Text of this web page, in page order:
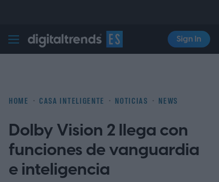
Digital Trends Español
Sign In
HOME CASA INTELIGENTE NOTICIAS NEWS
Dolby Vision 2 llega con
funciones de vanguardia
e inteligencia